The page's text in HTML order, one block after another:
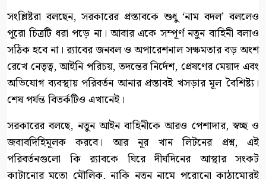
সংশ্লিষ্টরা বলছেন, সরকারের প্রস্তাবকে শুধু ‘নাম বদল’ বললেও
পুরো চিত্রটি ধরা পড়ে না। আবার একে সম্পূর্ণ নতুন বাহিনী বলাও
সঠিক হবে না। র‍্যাবের জনবল ও অপারেশনাল সক্ষমতার বড় অংশ
রেখে নেতৃত্ব, আইনি পরিচয়, তদন্তের নির্দেশ, প্রেষণের মেয়াদ এবং
অভিযোগ ব্যবস্থায় পরিবর্তন আনার প্রস্তাবই খসড়ার মূল বৈশিষ্ট্য।
শেষ পর্যন্ত বিতর্কটিও এখানেই।
সরকারের বলছে, নতুন আইন বাহিনীকে আরও পেশাদার, স্বচ্ছ ও
জবাবদিহিমূলক করবে। আর নূর খান লিটনের প্রশ্ন, এই
পরিবর্তনগুলো কি র‍্যাবকে ঘিরে দীর্ঘদিনের আস্থার সংকট